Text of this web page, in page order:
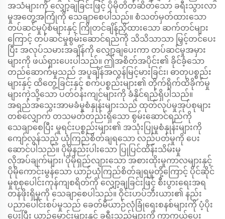
အသံများကို လျှော့ချခြင်းဖြင့် ပိုမိုတိတ်ဆိတ်သော ခရီးသွားလာ
မှုအတွေ့အကြုံကို သေချာစေပါသည်။ စံသတ်မှတ်ထားသော
တပ်ဆင်မှုပုံစံများနှင့် ကြိုတင်ချိန်ညှိထားသော ဆက်တင်များ
ကြောင့် တပ်ဆင်မှုစွမ်းဆောင်ရည်ကို သိသိသာသာ မြှင့်တင်ပေး
ပြီး အလုပ်သမားအချိန်ကို လျှော့ချပေးကာ တပ်ဆင်မှုအမှား
များကို ဖယ်ရှားပေးပါသည်။ ဤအစိတ်အပိုင်း၏ ခိုင်ခံ့သော
တည်ဆောက်မှုသည် အပူချိန်အလွန်မြင့်မားခြင်း၊ ဓာတုပစ္စည်း
များနှင့် ထိတွေ့ခြင်းနှင့် စက်ပစ္စည်းများ၏ တိုက်ရိုက်ထိခိုက်မှု
များကဲ့သို့သော ပတ်ဝန်းကျင်များကို ခံနိုင်ရည်ရှိပါသည်။
အရည်အသွေးအာမခံမှုစံနှုန်းများသည် ထုတ်လုပ်မှုအုပ်စုများ
တစ်လျှောက် တသမတ်တည်းရှိသော စွမ်းဆောင်ရည်ကို
သေချာစေပြီး မူရင်းပစ္စည်းများ၏ အသုံးပြုမှုစံနှုန်းများကို
ကျော်လွန်သည့် ယုံကြည်စိတ်ချရသော လည်ပတ်မှုကို ပေး
ဆောင်ပါသည်။ ပိုမိုနည်းပါးသော ပြုပြင်ထိန်းသိမ်းမှု
လိုအပ်ချက်များ၊ ပိုမိုရှည်လျားသော အစားထိုးမှုကာလများနှင့်
ပိုမိုကောင်းမွန်သော ယာဉ်ယုံကြည်စိတ်ချရမှုတို့ကြောင့် ပိုင်ဆိုင်
မှုစုစုပေါင်းကုန်ကျစရိတ်ကို လျှော့ချခြင်းဖြင့် စီးပွားရေးအရ
တန်ဖိုးရှိမှုကို သေချာစေပါသည်။ ဝိုင်းဟပ်ဘီးယား၏ နည်း
ပညာပေါင်းစပ်မှုသည် ခေတ်မီယာဉ်လုံခြုံရေးစနစ်များကို ပံ့ပိုး
ပေးပြီး ယာဉ်မောင်းများနှင့် ခရီးသည်များကို ကာကွယ်ပေး